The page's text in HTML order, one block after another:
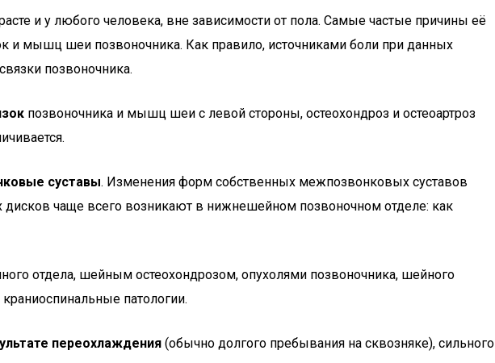
и у любого человека, вне зависимости от пола. Самые частые причины её
и мышц шеи позвоночника. Как правило, источниками боли при данных
позвоночника.
позвоночника и мышц шеи с левой стороны, остеохондроз и остеоартроз
суставы. Изменения форм собственных межпозвонковых суставов
чаще всего возникают в нижнешейном позвоночном отделе: как
отдела, шейным остеохондрозом, опухолями позвоночника, шейного
патологии.
переохлаждения (обычно долгого пребывания на сквозняке), сильного